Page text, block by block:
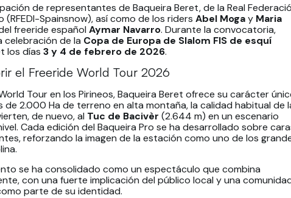
de representantes de Baqueira Beret, de la Real
Spainsnow), así como de los riders Abel Mogay Maria
freeride español Aymar Navarro. Durante la convocatoria,
celebración de la Copa de Europa de Slalom FIS de esquí
los días 3 y 4 de febrero de 2026.
el Freeride World Tour 2026
Tour en los Pirineos, Baqueira Beret ofrece su carácter
de 2.000 Ha de terreno en alta montaña, la calidad habitual de
de nuevo, al Tuc de Bacivèr (2.644 m) en un escenario
Cada edición del Baqueira Pro se ha desarrollado sobre
reforzando la imagen de la estación como uno de los
se ha consolidado como un espectáculo que combina
con una fuerte implicación del público local y una
parte de su identidad.